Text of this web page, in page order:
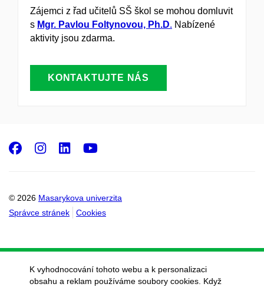
Zájemci z řad učitelů SŠ škol se mohou domluvit
s Mgr. Pavlou Foltynovou, Ph.D. Nabízené
aktivity jsou zdarma.
KONTAKTUJTE NÁS
© 2026 Masarykova univerzita
Správce stránek
Cookies
Facebook
Instagram
LinkedIn
K vyhodnocování tohoto webu a k personalizaci
obsahu a reklam používáme soubory cookies. Když